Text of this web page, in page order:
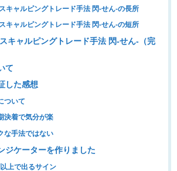
キャルピングトレード手法 閃-せん-の長所
キャルピングトレード手法 閃-せん-の短所
キャルピングトレード手法 閃-せん-（完
て
した感想
ついて
決着で気分が楽
な手法ではない
ジケーターを作りました
上で出るサイン